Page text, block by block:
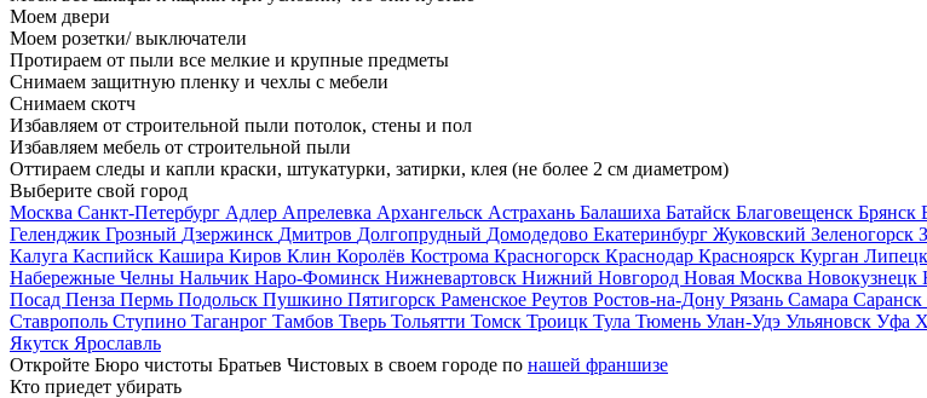
Моем двери
Моем розетки/ выключатели
Протираем от пыли все мелкие и крупные предметы
Снимаем защитную пленку и чехлы с мебели
Снимаем скотч
Избавляем от строительной пыли потолок, стены и пол
Избавляем мебель от строительной пыли
Оттираем следы и капли краски, штукатурки, затирки, клея (не более 2 см диаметром)
Выберите свой город
Москва Санкт-Петербург Адлер Апрелевка Архангельск Астрахань Балашиха Батайск Благовещенск Брянск
Геленджик Грозный Дзержинск Дмитров Долгопрудный Домодедово Екатеринбург Жуковский Зеленогорск
Калуга Каспийск Кашира Киров Клин Королёв Кострома Красногорск Краснодар Красноярск Курган Липецк
Набережные Челны Нальчик Наро-Фоминск Нижневартовск Нижний Новгород Новая Москва Новокузнецк
Посад Пенза Пермь Подольск Пушкино Пятигорск Раменское Реутов Ростов-на-Дону Рязань Самара Саранск
Ставрополь Ступино Таганрог Тамбов Тверь Тольятти Томск Троицк Тула Тюмень Улан-Удэ Ульяновск Уфа
Якутск Ярославль
Откройте Бюро чистоты Братьев Чистовых в своем городе по нашей франшизе
Кто приедет убирать